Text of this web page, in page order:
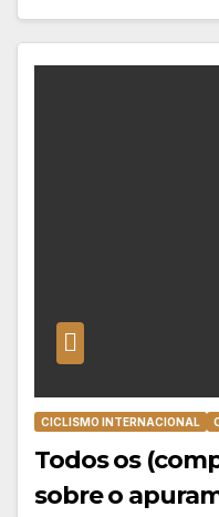
CICLISMO INTERNACIONAL
Todos os
sobre o